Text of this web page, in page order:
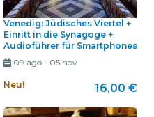
Venedig: Jüdisches Viertel +
Einritt in die Synagoge +
Audioführer für Smartphones
09 ago- 05 nov
Neu! 16,00 €